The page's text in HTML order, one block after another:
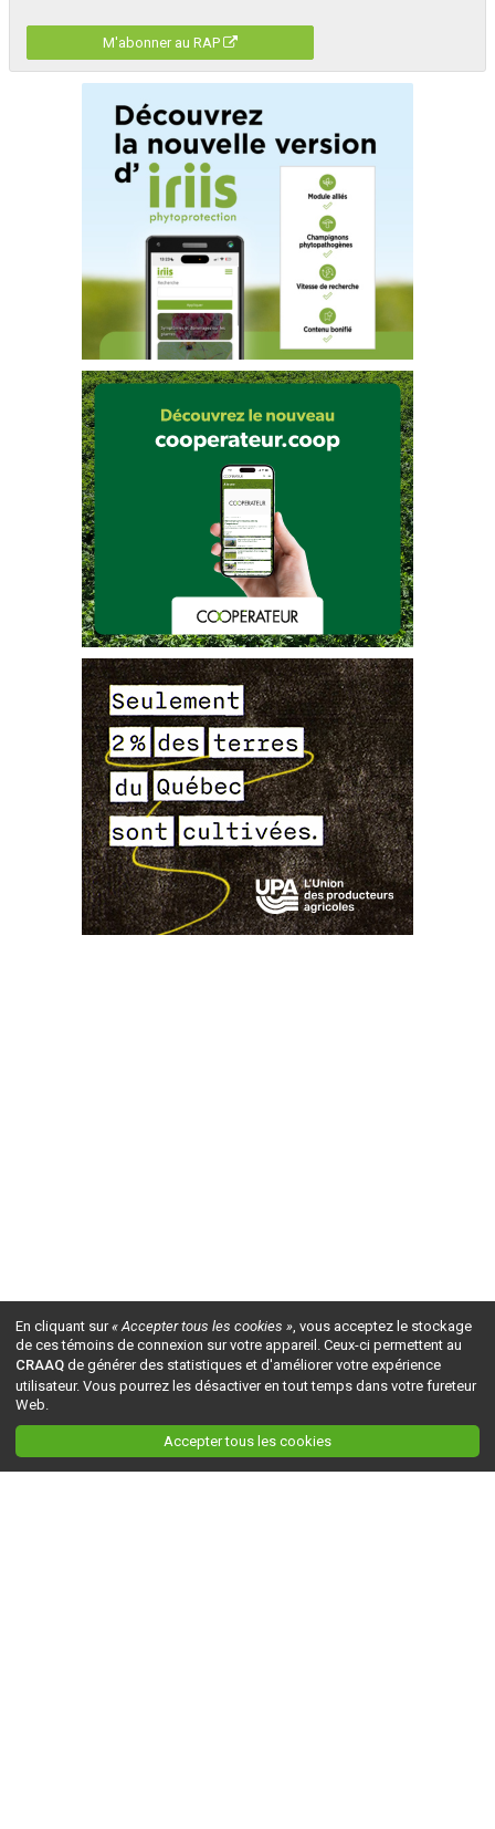
M'abonner au RAP
En cliquant sur« Accepter tous les cookies », vous acceptez le stockage
de ces témoins de connexion sur votre appareil. Ceux-ci permettent au
CRAAQ de générer des statistiques et d'améliorer votre expérience
utilisateur. Vous pourrez les désactiver en tout temps dans votre fureteur
Web.
Accepter tous les cookies